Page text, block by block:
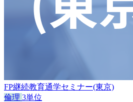
FP継続教育通学セミナー(東京)
倫理 3単位